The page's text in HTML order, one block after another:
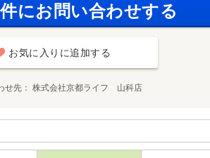
にお問い合わせする
お気に入りに追加する
せ先 株式会社京都ライフ 山科店